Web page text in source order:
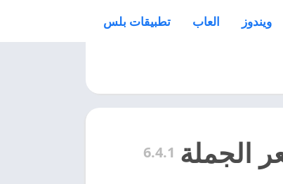
ويندوز العاب تطبيقات بلس
6.4.1